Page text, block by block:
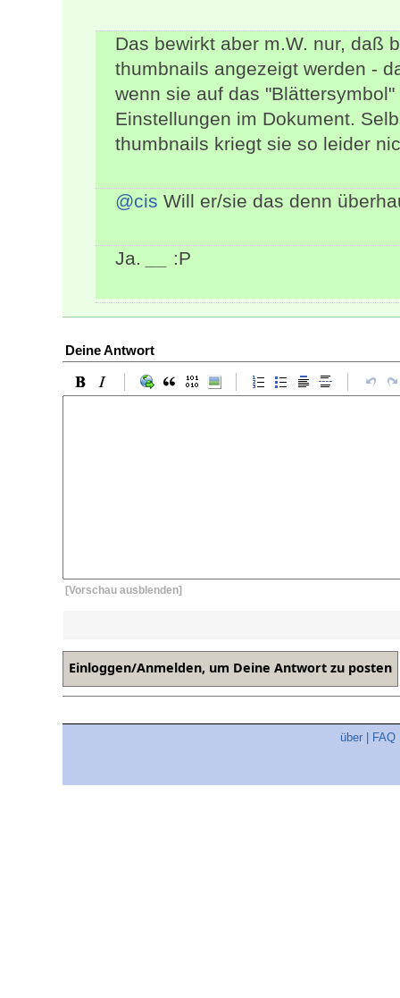
Das bewirkt aber m.W. nur, daß
thumbnails angezeigt werden -
wenn sie auf das
Einstellungen im Dokument.
thumbnails kriegt sie so leider
@cis Will er/sie das denn
Ja. :P
Deine Antwort
[Vorschau ausblenden]
über FAQ